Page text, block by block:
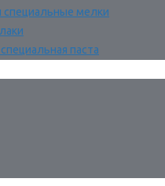
мелки
паста